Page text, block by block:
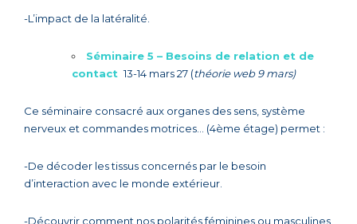
-L’impact de la latéralité.
Séminaire 5 – Besoins de relation et de
contact 13-14 mars 27 (théorie web 9 mars)
Ce séminaire consacré aux organes des sens, système
nerveux et commandes motrices… (4ème étage) permet :
-De décoder les tissus concernés par le besoin
d’interaction avec le monde extérieur.
-Découvrir comment nos polarités féminines ou masculines